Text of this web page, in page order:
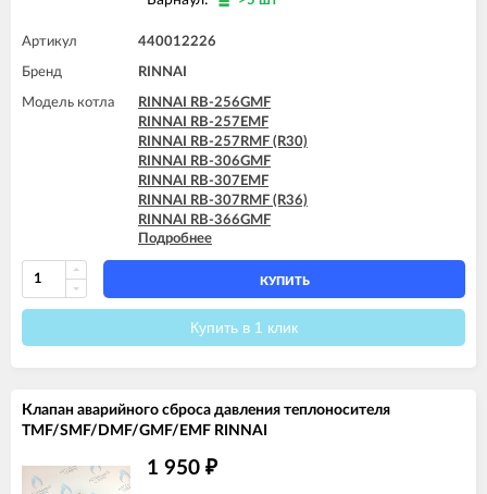
Артикул 440012226
Бренд RINNAI
Модель котла
RINNAI RB-256GMF
RINNAI RB-257EMF
RINNAI RB-257RMF (R30)
RINNAI RB-306GMF
RINNAI RB-307EMF
RINNAI RB-307RMF (R36)
RINNAI RB-366GMF
RINNAI RB-367EMF
RINNAI RB-367RMF (R42)
Подробнее
КУПИТЬ
Купить в 1 клик
Клапан аварийного сброса давления теплоносителя
TMF/SMF/DMF/GMF/EMF RINNAI
1 950 ₽